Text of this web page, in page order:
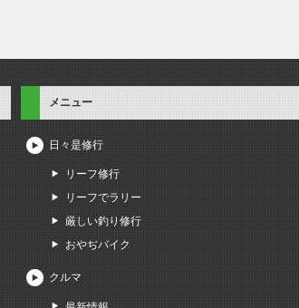
メニュー
日々是修行
リーフ修行
リーフでラリー
厳しい釣り修行
おやぢバイク
クルマ